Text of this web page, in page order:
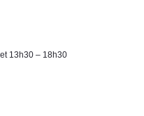
13h30 – 18h30